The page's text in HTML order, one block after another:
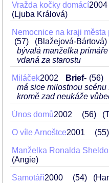
Vražda kočky domácí2004
(Ljuba Králová)
Nemocnice na kraji města
57
(Blažejová-Bártová)
bývalá manželka
vdaná za starostu
Miláček2002 Brief- 56
má sice milostnou scénu
kromě zad neukáže
Únos domů2002 56
O víle Arnoštce2001 55
Manželka Ronalda
(Angie)
Samotáři2000 54